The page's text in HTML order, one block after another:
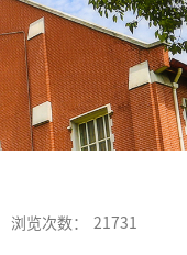
浏览次数： 21731